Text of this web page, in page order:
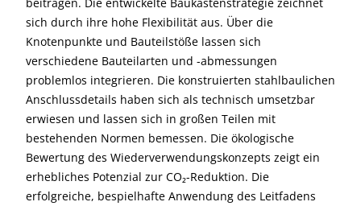
sich durch ihre hohe Flexibilität aus. Über die
Knotenpunkte und Bauteilstöße lassen sich
verschiedene Bauteilarten und -abmessungen
problemlos integrieren. Die konstruierten stahlbaulichen
Anschlussdetails haben sich als technisch umsetzbar
erwiesen und lassen sich in großen Teilen mit
bestehenden Normen bemessen. Die ökologische
Bewertung des Wiederverwendungskonzepts zeigt ein
erhebliches Potenzial zur CO₂-Reduktion. Die
erfolgreiche, bespielhafte Anwendung des Leitfadens